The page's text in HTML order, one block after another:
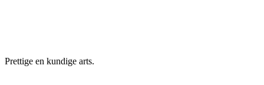
Prettige en kundige arts.